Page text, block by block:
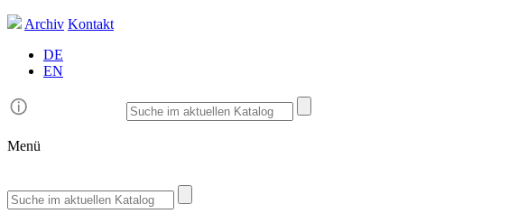
Archiv Kontakt
DE
EN
Menü